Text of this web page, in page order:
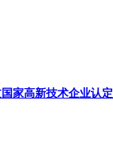
家高新技术企业认定